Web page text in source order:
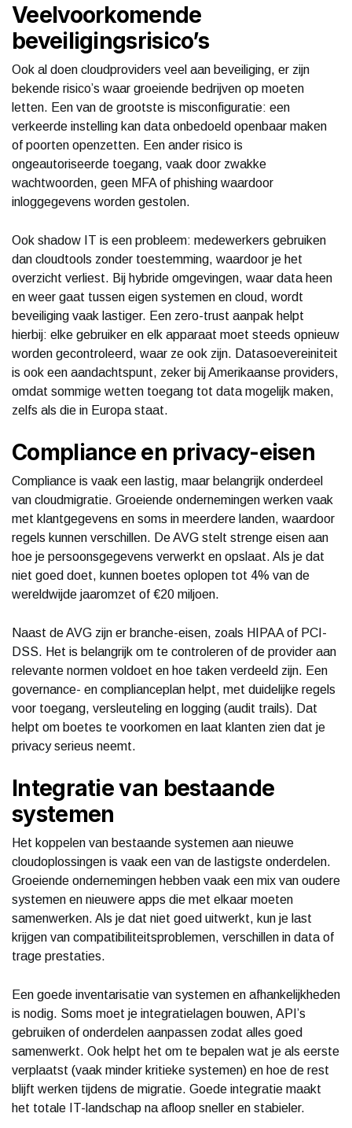
Veelvoorkomende
beveiligingsrisico’s
Ook al doen cloudproviders veel aan beveiliging, er zijn
bekende risico’s waar groeiende bedrijven op moeten
letten. Een van de grootste is misconfiguratie: een
verkeerde instelling kan data onbedoeld openbaar maken
of poorten openzetten. Een ander risico is
ongeautoriseerde toegang, vaak door zwakke
wachtwoorden, geen MFA of phishing waardoor
inloggegevens worden gestolen.
Ook shadow IT is een probleem: medewerkers gebruiken
dan cloudtools zonder toestemming, waardoor je het
overzicht verliest. Bij hybride omgevingen, waar data heen
en weer gaat tussen eigen systemen en cloud, wordt
beveiliging vaak lastiger. Een zero-trust aanpak helpt
hierbij: elke gebruiker en elk apparaat moet steeds opnieuw
worden gecontroleerd, waar ze ook zijn. Datasoevereiniteit
is ook een aandachtspunt, zeker bij Amerikaanse providers,
omdat sommige wetten toegang tot data mogelijk maken,
zelfs als die in Europa staat.
Compliance en privacy-eisen
Compliance is vaak een lastig, maar belangrijk onderdeel
van cloudmigratie. Groeiende ondernemingen werken vaak
met klantgegevens en soms in meerdere landen, waardoor
regels kunnen verschillen. De AVG stelt strenge eisen aan
hoe je persoonsgegevens verwerkt en opslaat. Als je dat
niet goed doet, kunnen boetes oplopen tot 4% van de
wereldwijde jaaromzet of €20 miljoen.
Naast de AVG zijn er branche-eisen, zoals HIPAA of PCI-
DSS. Het is belangrijk om te controleren of de provider aan
relevante normen voldoet en hoe taken verdeeld zijn. Een
governance- en complianceplan helpt, met duidelijke regels
voor toegang, versleuteling en logging (audit trails). Dat
helpt om boetes te voorkomen en laat klanten zien dat je
privacy serieus neemt.
Integratie van bestaande
systemen
Het koppelen van bestaande systemen aan nieuwe
cloudoplossingen is vaak een van de lastigste onderdelen.
Groeiende ondernemingen hebben vaak een mix van oudere
systemen en nieuwere apps die met elkaar moeten
samenwerken. Als je dat niet goed uitwerkt, kun je last
krijgen van compatibiliteitsproblemen, verschillen in data of
trage prestaties.
Een goede inventarisatie van systemen en afhankelijkheden
is nodig. Soms moet je integratielagen bouwen, API’s
gebruiken of onderdelen aanpassen zodat alles goed
samenwerkt. Ook helpt het om te bepalen wat je als eerste
verplaatst (vaak minder kritieke systemen) en hoe de rest
blijft werken tijdens de migratie. Goede integratie maakt
het totale IT-landschap na afloop sneller en stabieler.